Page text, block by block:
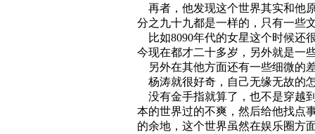
再者，他发现这个世界其实和他
分之九十九都是一样的，只有一些
比如8090年代的女星这个时候还
今现在都才二十多岁，另外就是一
另外在其他方面还有一些细微的
杨涛就很好奇，自己无缘无故的
没有金手指就算了，也不是穿越
本的世界过的不爽，然后给他找点
的余地，这个世界虽然在娱乐圈方